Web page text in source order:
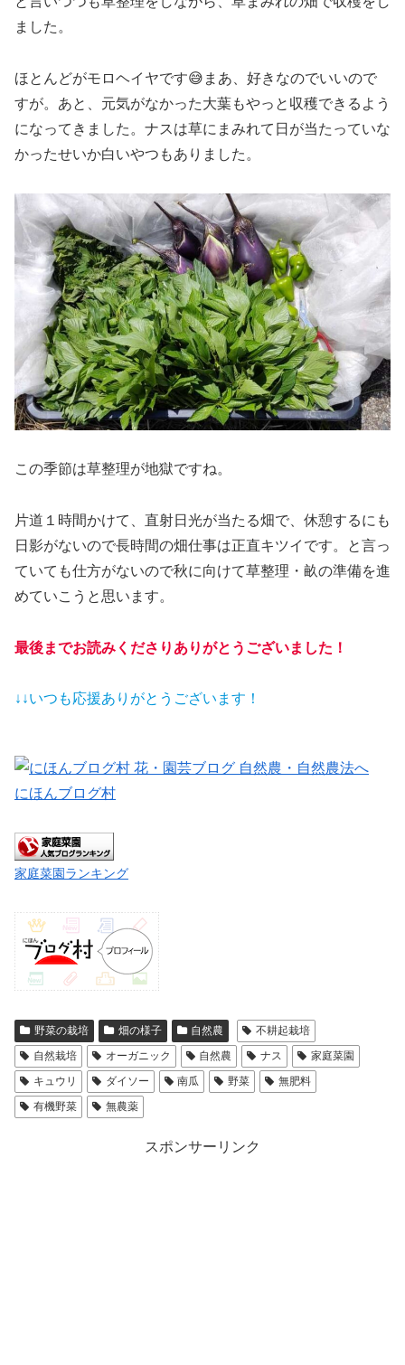
ました。
ほとんどがモロヘイヤです😅まあ、好きなのでいいので
すが。あと、元気がなかった大葉もやっと収穫できるよう
になってきました。ナスは草にまみれて日が当たっていな
かったせいか白いやつもありました。
この季節は草整理が地獄ですね。
片道１時間かけて、直射日光が当たる畑で、休憩するにも
日影がないので長時間の畑仕事は正直キツイです。と言っ
ていても仕方がないので秋に向けて草整理・畝の準備を進
めていこうと思います。
最後までお読みくださりありがとうございました！
↓↓いつも応援ありがとうございます！
にほんブログ村
家庭菜園ランキング
野菜の栽培 畑の様子 自然農
不耕起栽培
自然栽培
オーガニック 自然農 ナス
家庭菜園
キュウリ
ダイソー 南瓜 野菜
無肥料
有機野菜
無農薬
スポンサーリンク